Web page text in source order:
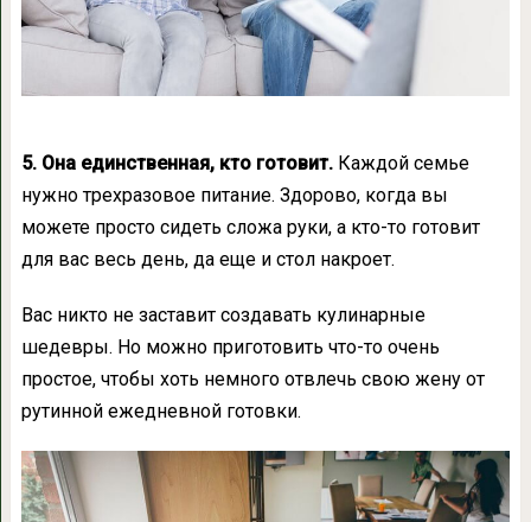
5. Она единственная, кто готовит.Каждой семье
нужно трехразовое питание. Здорово, когда вы
можете просто сидеть сложа руки, а кто-то готовит
для вас весь день, да еще и стол накроет.
Вас никто не заставит создавать кулинарные
шедевры. Но можно приготовить что-то очень
простое, чтобы хоть немного отвлечь свою жену от
рутинной ежедневной готовки.